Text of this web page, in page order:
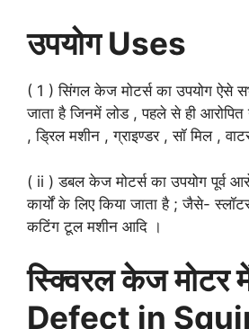
उपयोग Uses
( 1 ) सिंगल केज मोटर्स का उपयोग ऐसे
जाता है जिनमें लोड , पहले से ही
, ड्रिल मशीन , ग्राइण्डर , सॉ मिल ,
( ii ) डबल केज मोटर्स का उपयोग पूर्व
कार्यों के लिए किया जाता है ; जैसे-
कटिंग टूल मशीन आदि ।
स्क्विरल केज मोटर
Defect in